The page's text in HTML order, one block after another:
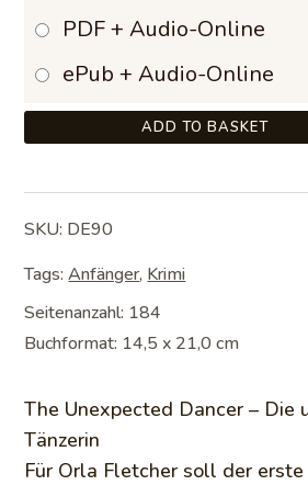
PDF + Audio-Online
ePub + Audio-Online
ADD TO BASKET
SKU: DE90
Tags:Anfänger, Krimi
Seitenanzahl: 184
Buchformat: 14,5 x 21,0 cm
The Unexpected Dancer – Die
Tänzerin
Für Orla Fletcher soll der erste